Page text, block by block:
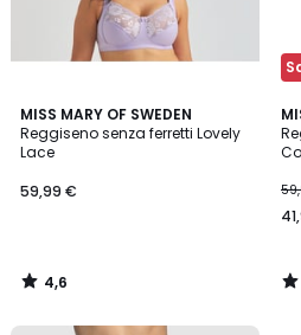
MISS MARY OF SWEDEN
Reggiseno senza ferretti Lovely
Lace
59,99 €
4,6
/ 5
4,6
/
/
/